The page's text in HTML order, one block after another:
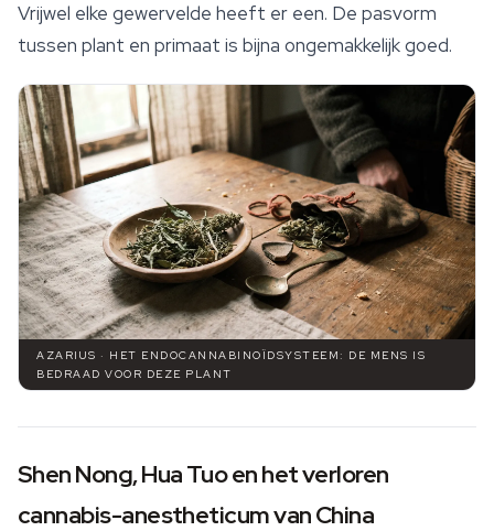
Vrijwel elke gewervelde heeft er een. De pasvorm
tussen plant en primaat is bijna ongemakkelijk goed.
AZARIUS · HET ENDOCANNABINOÏDSYSTEEM: DE MENS IS
BEDRAAD VOOR DEZE PLANT
Shen Nong, Hua Tuo en het verloren
cannabis-anestheticum van China